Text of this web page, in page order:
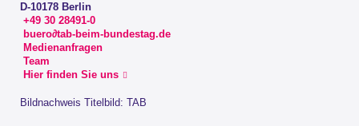
D-10178 Berlin
+49 30 28491-0
buero∂tab-beim-bundestag.de
Medienanfragen
Team
Hier finden Sie uns
Bildnachweis Titelbild: TAB